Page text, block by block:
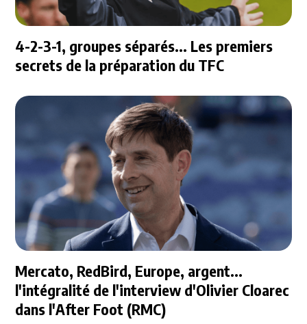
4-2-3-1, groupes séparés... Les premiers
secrets de la préparation du TFC
Mercato, RedBird, Europe, argent...
l'intégralité de l'interview d'Olivier Cloarec
dans l'After Foot (RMC)